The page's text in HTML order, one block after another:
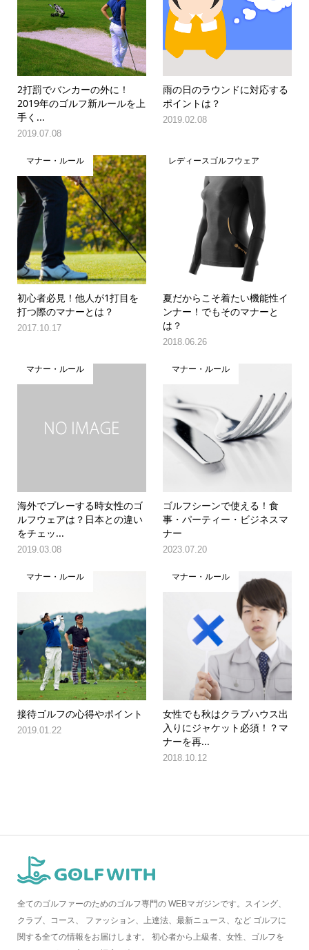
2打罰でバンカーの外に！
2019年のゴルフ新ルールを上
手く...
2019.07.08
雨の日のラウンドに対応する
ポイントは？
2019.02.08
マナー・ルール
初心者必見！他人が1打目を
打つ際のマナーとは？
2017.10.17
レディースゴルフウェア
夏だからこそ着たい機能性イ
ンナー！でもそのマナーと
は？
2018.06.26
マナー・ルール
海外でプレーする時女性のゴ
ルフウェアは？日本との違い
をチェッ...
2019.03.08
マナー・ルール
ゴルフシーンで使える！食
事・パーティー・ビジネスマ
ナー
2023.07.20
マナー・ルール
接待ゴルフの心得やポイント
2019.01.22
マナー・ルール
女性でも秋はクラブハウス出
入りにジャケット必須！？マ
ナーを再...
2018.10.12
全てのゴルファーのためのゴルフ専門の WEBマガジンです。スイング、
クラブ、コース、 ファッション、上達法、最新ニュース、など ゴルフに
関する全ての情報をお届けします。 初心者から上級者、女性、ゴルフを